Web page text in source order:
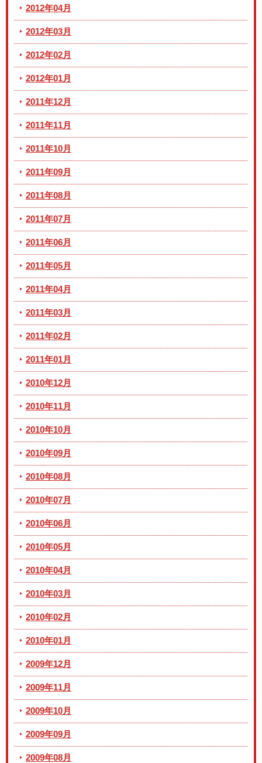
2012年04月
2012年03月
2012年02月
2012年01月
2011年12月
2011年11月
2011年10月
2011年09月
2011年08月
2011年07月
2011年06月
2011年05月
2011年04月
2011年03月
2011年02月
2011年01月
2010年12月
2010年11月
2010年10月
2010年09月
2010年08月
2010年07月
2010年06月
2010年05月
2010年04月
2010年03月
2010年02月
2010年01月
2009年12月
2009年11月
2009年10月
2009年09月
2009年08月